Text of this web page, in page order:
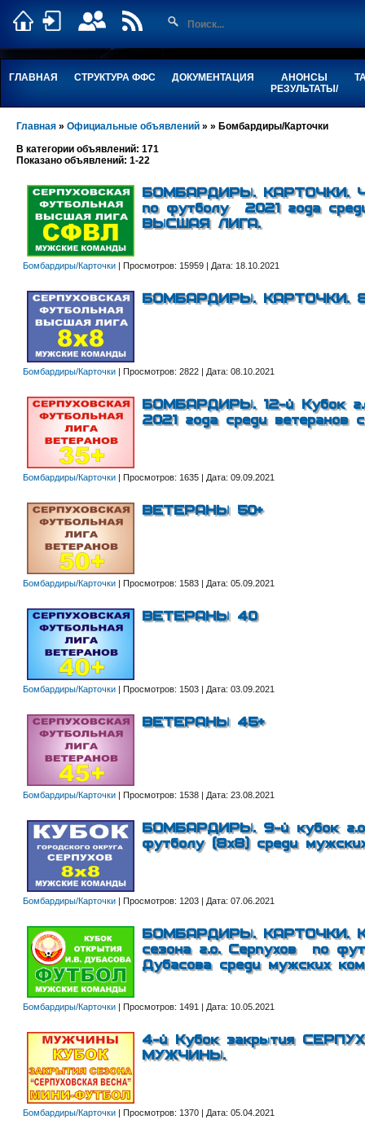
ГЛАВНАЯ СТРУКТУРА ФФС ДОКУМЕНТАЦИЯ
АНОНСЫ
РЕЗУЛЬТАТЫ/
Главная » Официальные объявлений » » Бомбардиры/Карточки
В категории объявлений: 171
Показано объявлений: 1-22
БОМБАРДИРЫ. КАРТОЧКИ.
по футболу 2021 года
ВЫСШАЯ ЛИГА.
Бомбардиры/Карточки Просмотров: 15959 Дата: 18.10.2021
БОМБАРДИРЫ. КАРТОЧКИ.
Бомбардиры/Карточки Просмотров: 2822 Дата: 08.10.2021
БОМБАРДИРЫ. 12-й Кубок
2021 года среди ветеранов
Бомбардиры/Карточки Просмотров: 1635 Дата: 09.09.2021
ВЕТЕРАНЫ 50+
Бомбардиры/Карточки Просмотров: 1583 Дата: 05.09.2021
ВЕТЕРАНЫ 40
Бомбардиры/Карточки Просмотров: 1503 Дата: 03.09.2021
ВЕТЕРАНЫ 45+
Бомбардиры/Карточки Просмотров: 1538 Дата: 23.08.2021
БОМБАРДИРЫ. 9-й кубок
футболу (8х8) среди
Бомбардиры/Карточки Просмотров: 1203 Дата: 07.06.2021
БОМБАРДИРЫ. КАРТОЧКИ.
сезона г.о. Серпухов по
Дубасова среди мужских
Бомбардиры/Карточки Просмотров: 1491 Дата: 10.05.2021
4-й Кубок закрытия
МУЖЧИНЫ.
Бомбардиры/Карточки Просмотров: 1370 Дата: 05.04.2021